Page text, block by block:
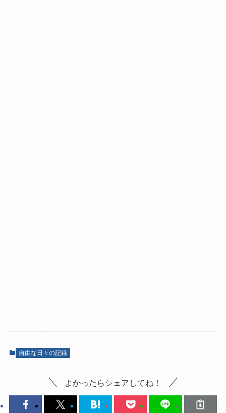
自由な日々の記録
よかったらシェアしてね！